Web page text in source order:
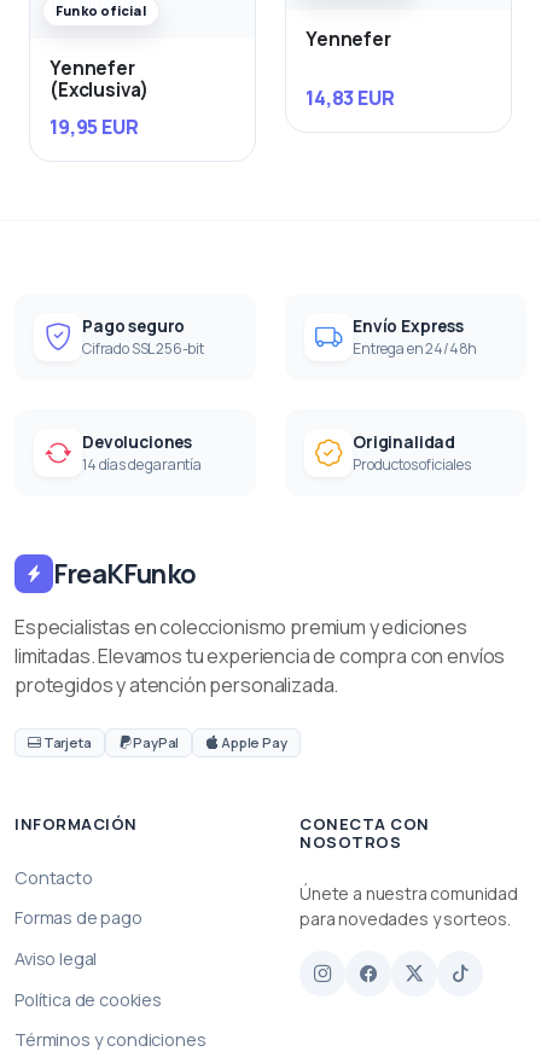
Funko oficial
Yennefer
(Exclusiva)
19,95 EUR
Yennefer
14,83 EUR
Pago seguro
Cifrado SSL 256-bit
Envío Express
Entrega en 24/48h
Devoluciones
14 días de garantía
Originalidad
Productos oficiales
FreaKFunko
Especialistas en coleccionismo premium y ediciones
limitadas. Elevamos tu experiencia de compra con envíos
protegidos y atención personalizada.
Tarjeta PayPal Apple Pay
INFORMACIÓN
Contacto
Formas de pago
Aviso legal
Política de cookies
Términos y condiciones
CONECTA CON
NOSOTROS
Únete a nuestra comunidad
para novedades y sorteos.